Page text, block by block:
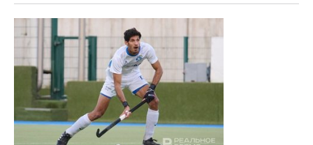
ХОККЕЙ С МЯЧОМ
ПРОИСШЕСТВИЯ